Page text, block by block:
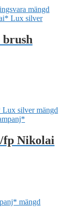
mängd
brush
silver mängd
fp Nikolai
mängd